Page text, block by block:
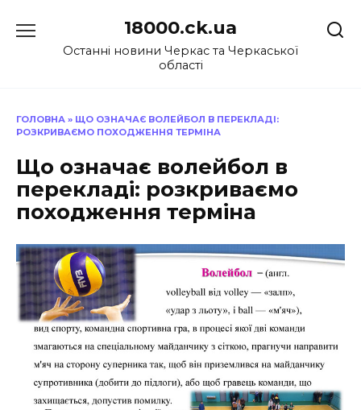
до
18000.ck.ua
Останні новини Черкас та Черкаської
області
ГОЛОВНА » ЩО ОЗНАЧАЄ ВОЛЕЙБОЛ В ПЕРЕКЛАДІ:
РОЗКРИВАЄМО ПОХОДЖЕННЯ ТЕРМІНА
Що означає волейбол в
перекладі: розкриваємо
походження терміна